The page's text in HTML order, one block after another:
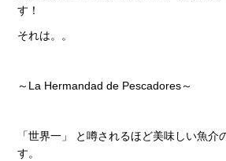
す！
それは。。
～La Hermandad de Pescadores～
「世界一」 と噂されるほど美味しい魚介
す。